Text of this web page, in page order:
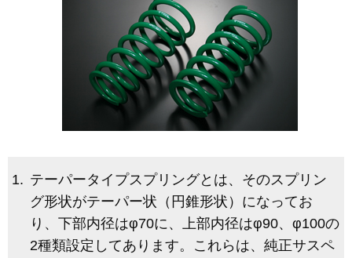
テーパータイプスプリングとは、そのスプリン
グ形状がテーパー状（円錐形状）になってお
り、下部内径はφ70に、上部内径はφ90、φ100の
2種類設定してあります。これらは、純正サスペ